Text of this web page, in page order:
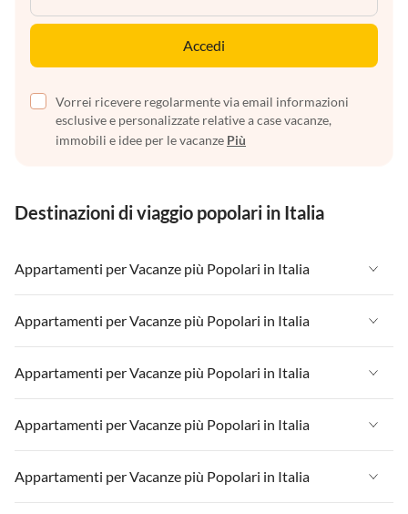
Accedi
Vorrei ricevere regolarmente via email informazioni
esclusive e personalizzate relative a case vacanze,
immobili e idee per le vacanze Più
Destinazioni di viaggio popolari in Italia
Appartamenti per Vacanze più Popolari in Italia
Appartamenti per Vacanze in Italia
Appartamenti per Vacanze in Liguria
Appartamenti per Vacanze in Lombardia
Appartamenti per Vacanze in Lago di Garda
Appartamenti per Vacanze in Lago di Como
Appartamenti per Vacanze più Popolari in Italia
Appartamenti per Vacanze in Italia
Appartamenti per Vacanze in Liguria
Appartamenti per Vacanze in Lombardia
Appartamenti per Vacanze in Lago di Garda
Appartamenti per Vacanze più Popolari in Italia
Appartamenti per Vacanze in Italia
Appartamenti per Vacanze in Liguria
Appartamenti per Vacanze in Lombardia
Appartamenti per Vacanze più Popolari in Italia
Appartamenti per Vacanze in Italia
Appartamenti per Vacanze in Liguria
Appartamenti per Vacanze più Popolari in Italia